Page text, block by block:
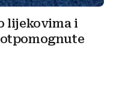
lijekovima i